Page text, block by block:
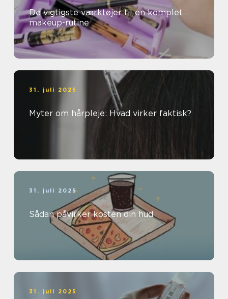
De vigtigste værktøjer til en komplet
makeup-rutine
31. juli 2025
Myter om hårpleje: Hvad virker faktisk?
31. juli 2025
Sådan påvirker kosten din hud
31. juli 2025